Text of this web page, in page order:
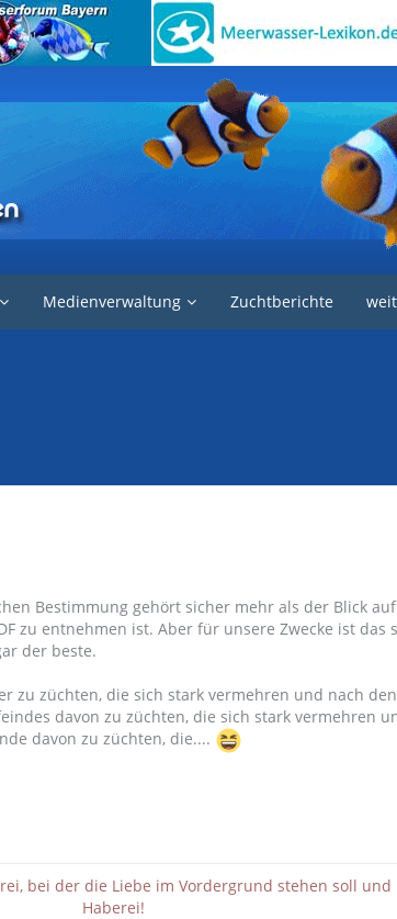
Medienverwaltung Zuchtberichte
Bestimmung gehört sicher mehr als der Blick auf
zu entnehmen ist. Aber für unsere Zwecke ist das
der beste.
zu züchten, die sich stark vermehren und nach
davon zu züchten, die sich stark vermehren
davon zu züchten, die....
bei der die Liebe im Vordergrund stehen soll
Haberei!